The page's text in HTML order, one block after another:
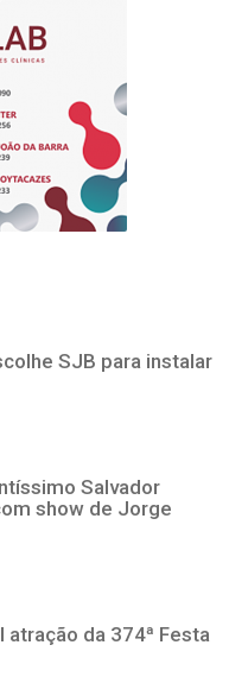
SJB para instalar
Salvador
show de Jorge
da 374ª Festa